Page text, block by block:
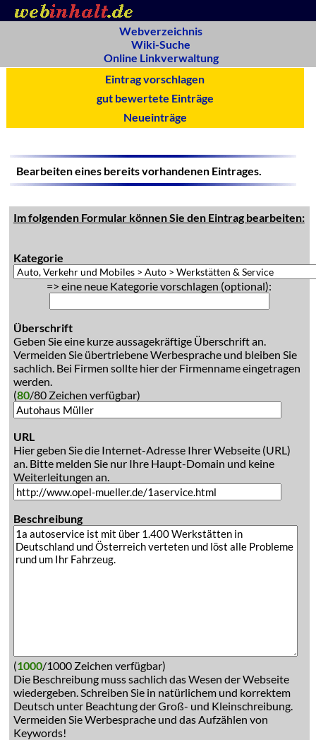
Webverzeichnis
Wiki-Suche
Online Linkverwaltung
Eintrag vorschlagen
gut bewertete Einträge
Neueinträge
Bearbeiten eines bereits vorhandenen Eintrages.
Im folgenden Formular können Sie den Eintrag bearbeiten:
Kategorie
=> eine neue Kategorie vorschlagen (optional):
Überschrift
Geben Sie eine kurze aussagekräftige Überschrift an.
Vermeiden Sie übertriebene Werbesprache und bleiben Sie
sachlich. Bei Firmen sollte hier der Firmenname eingetragen
werden.
(80/80 Zeichen verfügbar)
URL
Hier geben Sie die Internet-Adresse Ihrer Webseite (URL)
an. Bitte melden Sie nur Ihre Haupt-Domain und keine
Weiterleitungen an.
Beschreibung
(1000/1000 Zeichen verfügbar)
Die Beschreibung muss sachlich das Wesen der Webseite
wiedergeben. Schreiben Sie in natürlichem und korrektem
Deutsch unter Beachtung der Groß- und Kleinschreibung.
Vermeiden Sie Werbesprache und das Aufzählen von
Keywords!